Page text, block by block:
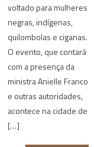
voltado para mulheres
negras, indígenas,
quilombolas e ciganas.
O evento, que contará
com a presença da
ministra Anielle Franco
e outras autoridades,
acontece na cidade de
[…]